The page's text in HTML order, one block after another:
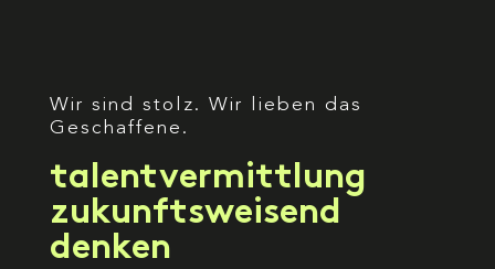
Wir sind stolz. Wir lieben das
Geschaffene.
talentvermittlung
zukunftsweisend
denken